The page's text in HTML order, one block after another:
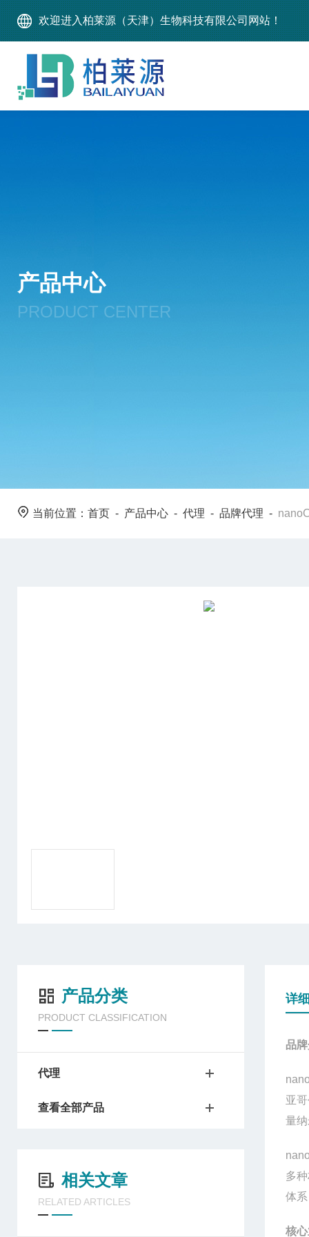
欢迎进入柏莱源（天津）生物科技有限公司网站！
产品中心
PRODUCT CENTER
当前位置： 首页 - 产品中心 - 代理 - 品牌代理 -
产品分类
PRODUCT CLASSIFICATION
代理
查看全部产品
相关文章
RELATED ARTICLES
详
品
亚
量
多
体
核